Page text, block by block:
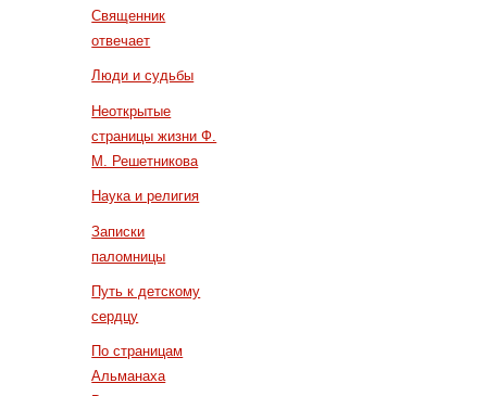
Священник
отвечает
Люди и судьбы
Неоткрытые
страницы жизни Ф.
М. Решетникова
Наука и религия
Записки
паломницы
Путь к детскому
сердцу
По страницам
Альманаха